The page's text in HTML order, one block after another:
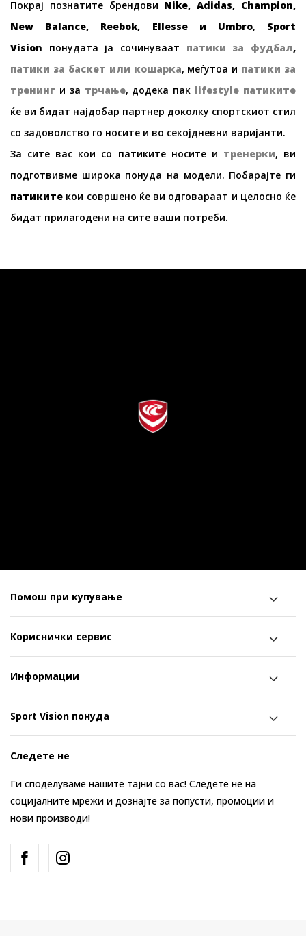
Покрај познатите брендови Nike, Adidas, Champion,
New Balance, Reebok, Ellesse и Umbro, Sport
Vision понудата ја сочинуваат патики за фудбал,
патики за баскет или кошарка, меѓутоа и патики за
тренинг и за трчање, додека пак lifestyle патиките
ќе ви бидат најдобар партнер доколку спортскиот стил
со задоволство го носите и во секојдневни варијанти.
За сите вас кои со патиките носите и тренерки, ви
подготвивме широка понуда на модели. Побарајте ги
патиките кои совршено ќе ви одговараат и целосно ќе
бидат прилагодени на сите ваши потреби.
Помош при купување
Кориснички сервис
Информации
Sport Vision понуда
Следете не
Ги споделуваме нашите тајни со вас! Следете не на
социјалните мрежи и дознајте за попусти, промоции и
нови производи!